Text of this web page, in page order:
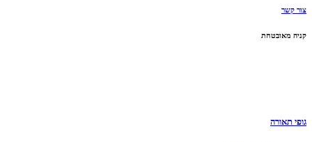
צור קשר
קניה מאובטחת
גופי תאורה